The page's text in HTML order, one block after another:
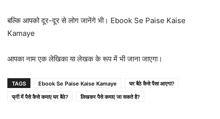
बल्कि आपको दूर-दूर से लोग जानेंगे भी। Ebook Se Paise Kaise
Kamaye
आपका नाम एक लेखिका या लेखक के रूप में भी जाना जाएगा।
TAGS Ebook Se Paise Kaise Kamaye
घर बैठे कैसे पैसा आएगा?
फ्री में पैसे कैसे कमाए घर बैठे?
लिखकर पैसे कमाए जा सकते है?